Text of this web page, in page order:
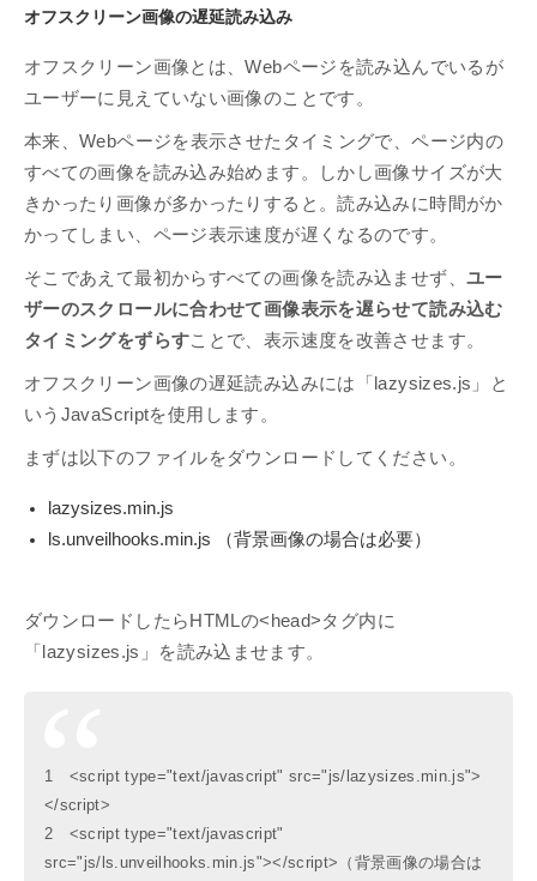
オフスクリーン画像の遅延読み込み
オフスクリーン画像とは、Webページを読み込んでいるが
ユーザーに見えていない画像のことです。
本来、Webページを表示させたタイミングで、ページ内の
すべての画像を読み込み始めます。しかし画像サイズが大
きかったり画像が多かったりすると。読み込みに時間がか
かってしまい、ページ表示速度が遅くなるのです。
そこであえて最初からすべての画像を読み込ませず、 ユー
ザーのスクロールに合わせて画像表示を遅らせて読み込む
タイミングをずらすことで、表示速度を改善させます。
オフスクリーン画像の遅延読み込みには「lazysizes.js」と
いうJavaScriptを使用します。
まずは以下のファイルをダウンロードしてください。
lazysizes.min.js
ls.unveilhooks.min.js （背景画像の場合は必要）
ダウンロードしたらHTMLの<head>タグ内に
「lazysizes.js」を読み込ませます。
1 <script type="text/javascript" src="js/lazysizes.min.js">
</script>
2 <script type="text/javascript"
src="js/ls.unveilhooks.min.js"></script>（背景画像の場合は